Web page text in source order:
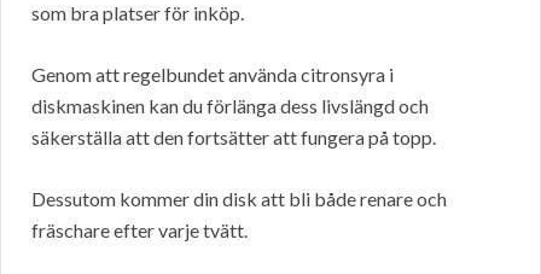
som bra platser för inköp.
Genom att regelbundet använda citronsyra i
diskmaskinen kan du förlänga dess livslängd och
säkerställa att den fortsätter att fungera på topp.
Dessutom kommer din disk att bli både renare och
fräschare efter varje tvätt.